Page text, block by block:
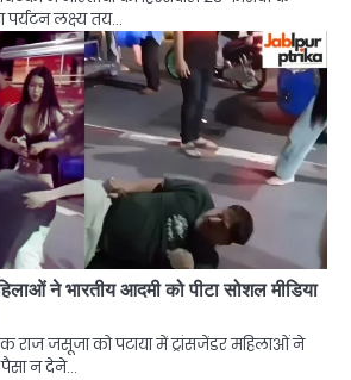
लक्ष्य तय…
ने भारतीय आदमी को पीटा सोशल मीडिया
राज जसूजा को पटाया में ट्रांसजेंडर महिलाओं ने
न देने…